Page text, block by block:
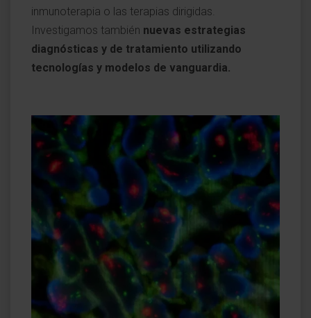
inmunoterapia o las terapias dirigidas.
Investigamos también nuevas estrategias
diagnósticas y de tratamiento utilizando
tecnologías y modelos de vanguardia.